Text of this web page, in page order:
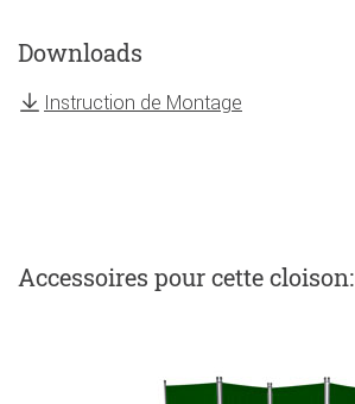
Downloads
Instruction de Montage
Accessoires pour cette cloison: